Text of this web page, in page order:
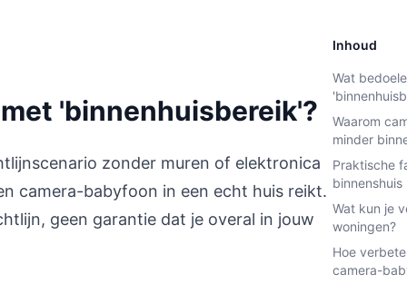
'binnenhuisbereik'?
zonder muren of elektronica
camera-babyfoon in een echt huis reikt.
geen garantie dat je overal in jouw
Inhoud
Wat
Waarom
minder
Praktische
Wat kun je
woningen?
Hoe
camera-